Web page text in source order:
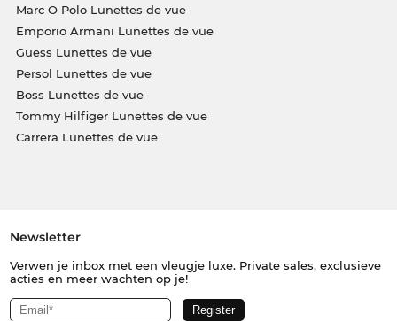
Marc O Polo Lunettes de vue
Emporio Armani Lunettes de vue
Guess Lunettes de vue
Persol Lunettes de vue
Boss Lunettes de vue
Tommy Hilfiger Lunettes de vue
Carrera Lunettes de vue
Newsletter
Verwen je inbox met een vleugje luxe. Private sales, exclusieve
acties en meer wachten op je!